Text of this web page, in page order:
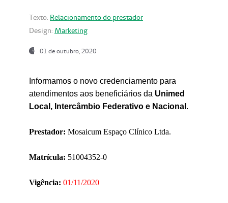
Texto: Relacionamento do prestador
Design: Marketing
01 de outubro, 2020
Informamos o novo credenciamento para
atendimentos aos beneficiários da Unimed
Local, Intercâmbio Federativo e Nacional .
Prestador: Mosaicum Espaço Clínico Ltda.
Matrícula: 51004352-0
Vigência: 01/11/2020